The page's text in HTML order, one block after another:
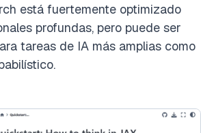
está fuertemente optimizado
profundas, pero puede ser
tareas de IA más amplias como